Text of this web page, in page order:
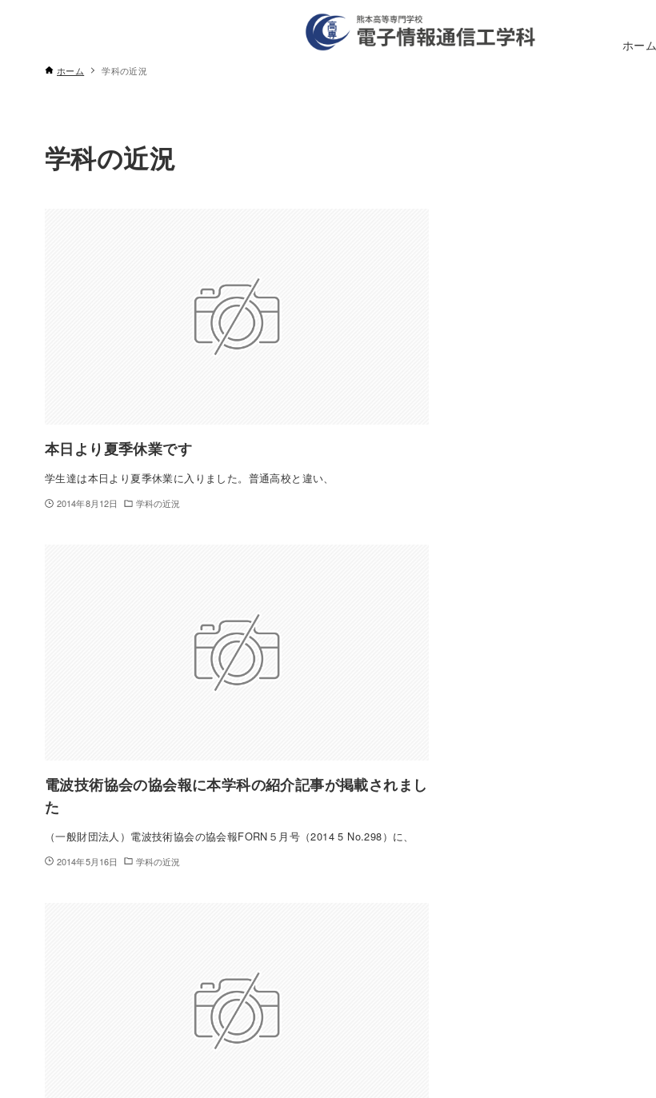
ホーム
ホーム 学科の近況
学科の近況
本日より夏季休業です
学生達は本日より夏季休業に入りました。普通高校と違い、
2014年8月12日 学科の近況
電波技術協会の協会報に本学科の紹介記事が掲載されまし
た
（一般財団法人）電波技術協会の協会報FORN５月号（2014 5 No.298）に、
2014年5月16日 学科の近況